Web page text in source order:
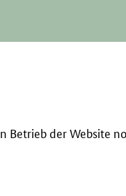
Betrieb der Website